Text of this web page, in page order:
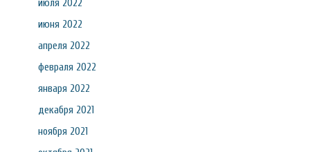
июля 2022
июня 2022
апреля 2022
февраля 2022
января 2022
декабря 2021
ноября 2021